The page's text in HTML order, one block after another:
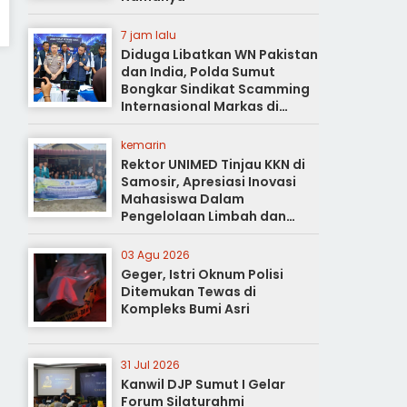
7 jam lalu
Diduga Libatkan WN Pakistan
dan India, Polda Sumut
Bongkar Sindikat Scamming
Internasional Markas di
Apartemen Podomoro
kemarin
Rektor UNIMED Tinjau KKN di
Samosir, Apresiasi Inovasi
Mahasiswa Dalam
Pengelolaan Limbah dan
Pertanian Ramah Lingkungan
03 Agu 2026
Geger, Istri Oknum Polisi
Ditemukan Tewas di
Kompleks Bumi Asri
31 Jul 2026
Kanwil DJP Sumut I Gelar
Forum Silaturahmi